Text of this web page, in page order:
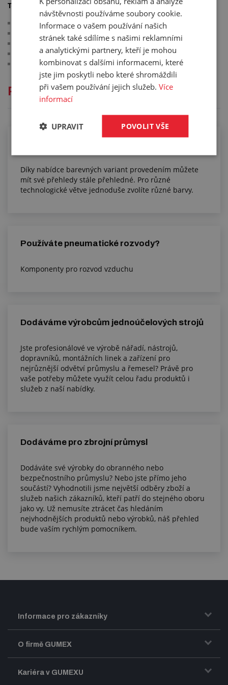
Technické parametry:
materiál: mosaz MS 58
těsnění: perbunan
pracovní tlak: 35 bar
max. průtok: 1 000 l/min.
pracovní teplota: -20 °C/+100 °C
Přečtěte si
Díky nabídce barevných variant provedením můžete
mít své přehledy stále přehledné. Pro různé
technologické větve jednoduše zvolíte různé barvy.
Používáte pneumatické rozvody?
Komponenty pro rozvod vzduchu
Dodáváme výrobcům jednoúčelových strojů
Jste profesionálové ve výrobě nářadí, nástrojů,
dopravníků, montážních linek a zařízení pro
nejrůznější odvětví průmyslu a řemesel? Právě pro
vaše potřeby můžete využít celou řadu produktů i
služeb z naší nabídky.
Dodáváme pro zbrojní průmysl
Dodáváte své výrobky do obranného nebo
bezpečnostního průmyslu? Nebo jste přímo jeho
součástí? Vyhodnotili jsme největší odběry zboží a
služeb našich zákazníků, kteří patří do stejného oboru
jako vy. Už nemusíte ztrácet čas hledáním
nejvhodnějších produktů nebo výrobků, náš přehled
bude vaším rychlým pomocníkem.
Informace pro zákazníky
Doprava a zasílání zboží
Obchodní podmínky
O firmě GUMEX
Představení firmy GUMEX
Kariéra v GUMEXU
návštěvnosti používáme soubory cookie.
Informace o vašem používání našich
stránek také sdílíme s našimi reklamními
a analytickými partnery, kteří je mohou
kombinovat s dalšími informacemi, které
jste jim poskytli nebo které shromáždili
při vašem používání jejich služeb.Více
informací
POVOLIT VŠE
UPRAVIT